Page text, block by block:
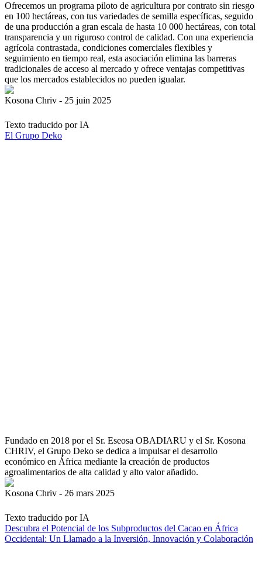
Ofrecemos un programa piloto de agricultura por contrato sin riesgo
en 100 hectáreas, con tus variedades de semilla específicas, seguido
de una producción a gran escala de hasta 10 000 hectáreas, con total
transparencia y un riguroso control de calidad. Con una experiencia
agrícola contrastada, condiciones comerciales flexibles y
seguimiento en tiempo real, esta asociación elimina las barreras
tradicionales de acceso al mercado y ofrece ventajas competitivas
que los mercados establecidos no pueden igualar.
Kosona Chriv - 25 juin 2025
Texto traducido por IA
El Grupo Deko
Fundado en 2018 por el Sr. Eseosa OBADIARU y el Sr. Kosona
CHRIV, el Grupo Deko se dedica a impulsar el desarrollo
económico en África mediante la creación de productos
agroalimentarios de alta calidad y alto valor añadido.
Kosona Chriv - 26 mars 2025
Texto traducido por IA
Descubra el Potencial de los Subproductos del Cacao en África
Occidental: Un Llamado a la Inversión, Innovación y Colaboración